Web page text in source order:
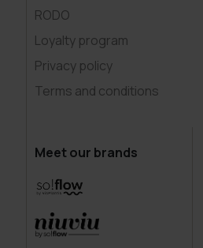
RODO
Loyalty program
Privacy policy
Terms and conditions
Meet our brands